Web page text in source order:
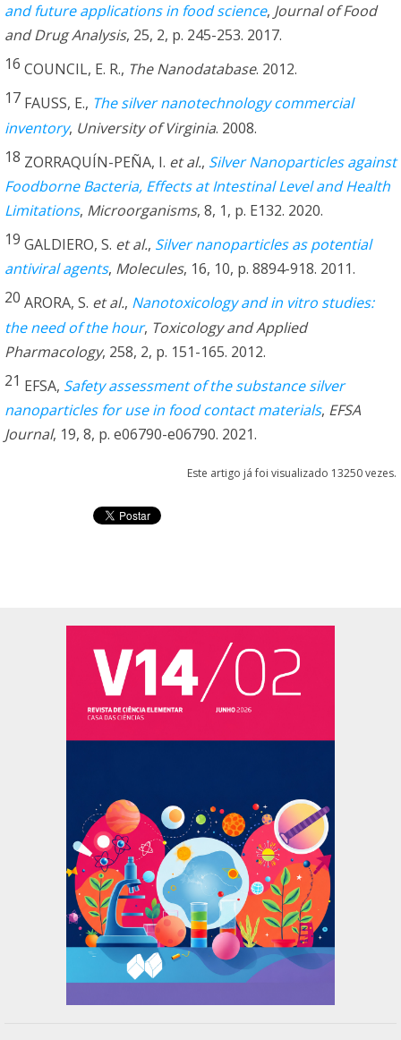
and future applications in food science, Journal of Food
and Drug Analysis, 25, 2, p. 245-253. 2017.
16 COUNCIL, E. R., The Nanodatabase. 2012.
17 FAUSS, E., The silver nanotechnology commercial
inventory, University of Virginia. 2008.
18 ZORRAQUÍN-PEÑA, I. et al., Silver Nanoparticles against
Foodborne Bacteria, Effects at Intestinal Level and Health
Limitations, Microorganisms, 8, 1, p. E132. 2020.
19 GALDIERO, S. et al., Silver nanoparticles as potential
antiviral agents, Molecules, 16, 10, p. 8894-918. 2011.
20 ARORA, S. et al., Nanotoxicology and in vitro studies:
the need of the hour, Toxicology and Applied
Pharmacology, 258, 2, p. 151-165. 2012.
21 EFSA, Safety assessment of the substance silver
nanoparticles for use in food contact materials, EFSA
Journal, 19, 8, p. e06790-e06790. 2021.
Este artigo já foi visualizado 13250 vezes.